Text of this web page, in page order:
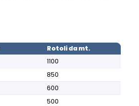
Rotoli da mt.
1100
850
600
500